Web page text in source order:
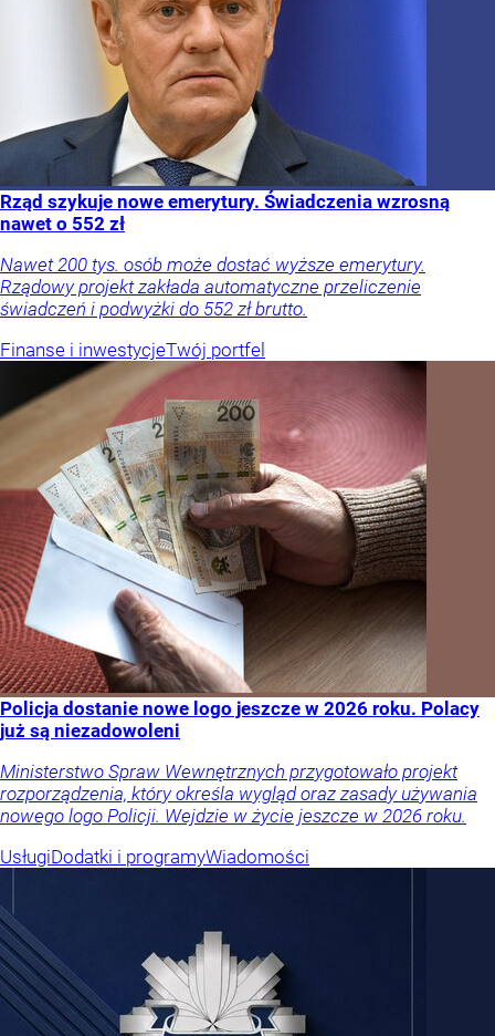
Rząd szykuje nowe emerytury. Świadczenia wzrosną
nawet o 552 zł
Nawet 200 tys. osób może dostać wyższe emerytury.
Rządowy projekt zakłada automatyczne przeliczenie
świadczeń i podwyżki do 552 zł brutto.
Finanse i inwestycjeTwój portfel
Policja dostanie nowe logo jeszcze w 2026 roku. Polacy
już są niezadowoleni
Ministerstwo Spraw Wewnętrznych przygotowało projekt
rozporządzenia, który określa wygląd oraz zasady używania
nowego logo Policji. Wejdzie w życie jeszcze w 2026 roku.
UsługiDodatki i programyWiadomości